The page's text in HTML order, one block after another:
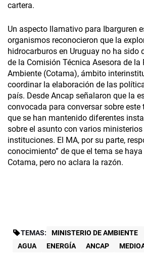
cartera.
Un aspecto llamativo para Ibarguren
organismos reconocieron que la
hidrocarburos en Uruguay no ha sido
de la Comisión Técnica Asesora de
Ambiente (Cotama), ámbito
coordinar la elaboración de las
país. Desde Ancap señalaron que la
convocada para conversar sobre este
que se han mantenido diferentes
sobre el asunto con varios
instituciones. El MA, por su parte,
conocimiento” de que el tema se
Cotama, pero no aclara la razón.
TEMAS: MINISTERIO DE AMBIENTE
AGUA
ENERGÍA ANCAP